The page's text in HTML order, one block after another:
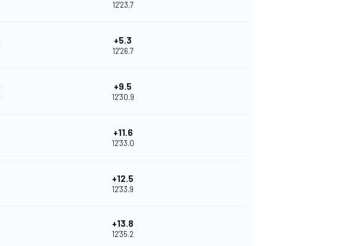
12'23.7
+5.3
12'26.7
+9.5
12'30.9
+11.6
12'33.0
+12.5
12'33.9
+13.8
12'35.2